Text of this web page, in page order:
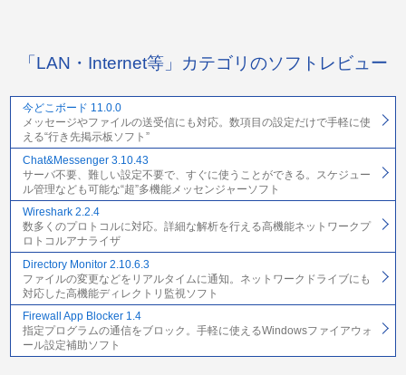
「LAN・Internet等」カテゴリのソフトレビュー
今どこボード 11.0.0
メッセージやファイルの送受信にも対応。数項目の設定だけで手軽に使
える“行き先掲示板ソフト”
Chat&Messenger 3.10.43
サーバ不要、難しい設定不要で、すぐに使うことができる。スケジュー
ル管理なども可能な“超”多機能メッセンジャーソフト
Wireshark 2.2.4
数多くのプロトコルに対応。詳細な解析を行える高機能ネットワークプ
ロトコルアナライザ
Directory Monitor 2.10.6.3
ファイルの変更などをリアルタイムに通知。ネットワークドライブにも
対応した高機能ディレクトリ監視ソフト
Firewall App Blocker 1.4
指定プログラムの通信をブロック。手軽に使えるWindowsファイアウォ
ール設定補助ソフト